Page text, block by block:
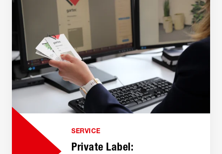
SERVICE
Private Label: